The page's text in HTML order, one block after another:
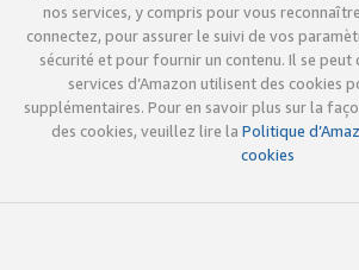
nos services, y compris pour vous
connectez, pour assurer le suivi de vos
sécurité et pour fournir un contenu. Il se peut
services d’Amazon utilisent des cookies
supplémentaires. Pour en savoir plus sur la
des cookies, veuillez lire la Politique
cookies